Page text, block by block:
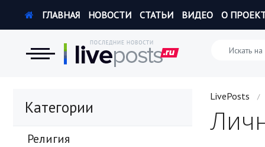
Экономика
ГЛАВНАЯ НОВОСТИ СТАТЬИ ВИДЕО О
Категории
Религия
LivePosts /